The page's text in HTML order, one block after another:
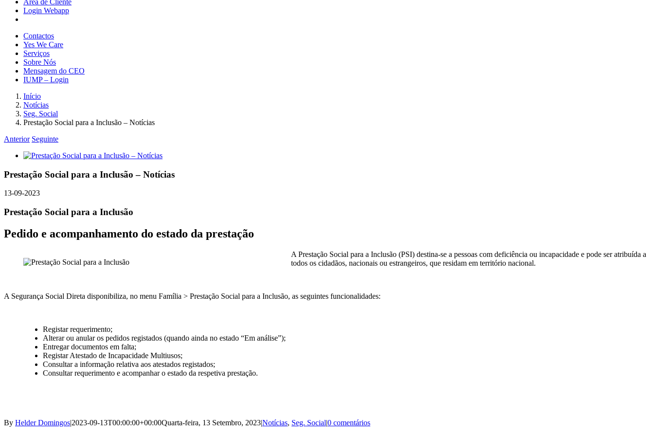
Área de Cliente
Login Webapp
Contactos
Yes We Care
Serviços
Sobre Nós
Mensagem do CEO
IUMP – Login
Início
Notícias
Seg. Social
Prestação Social para a Inclusão – Notícias
Anterior Seguinte
View
Image
Prestação Social para a Inclusão – Notícias
13-09-2023
Prestação Social para a Inclusão
Pedido e acompanhamento do estado da prestação
A Prestação Social para a Inclusão (PSI) destina-se a pessoas com deficiência ou incapacidade e pode ser atribuída a
todos os cidadãos, nacionais ou estrangeiros, que residam em território nacional.
A Segurança Social Direta disponibiliza, no menu Família > Prestação Social para a Inclusão, as seguintes funcionalidades:
Registar requerimento;
Alterar ou anular os pedidos registados (quando ainda no estado “Em análise”);
Entregar documentos em falta;
Registar Atestado de Incapacidade Multiusos;
Consultar a informação relativa aos atestados registados;
Consultar requerimento e acompanhar o estado da respetiva prestação.
By Helder Domingos|2023-09-13T00:00:00+00:00Quarta-feira, 13 Setembro, 2023|Notícias, Seg. Social|0 comentários